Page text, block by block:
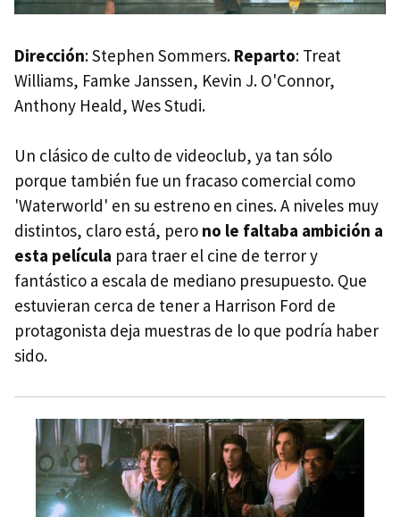
Dirección: Stephen Sommers. Reparto: Treat
Williams, Famke Janssen, Kevin J. O'Connor,
Anthony Heald, Wes Studi.
Un clásico de culto de videoclub, ya tan sólo
porque también fue un fracaso comercial como
'Waterworld' en su estreno en cines. A niveles muy
distintos, claro está, pero no le faltaba ambición a
esta película para traer el cine de terror y
fantástico a escala de mediano presupuesto. Que
estuvieran cerca de tener a Harrison Ford de
protagonista deja muestras de lo que podría haber
sido.